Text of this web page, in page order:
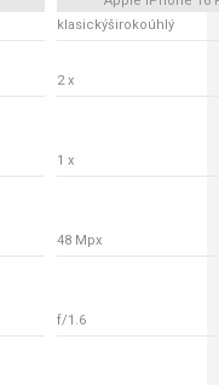
klasickýširokoúhlý
2 x
1 x
48 Mpx
f/1.6